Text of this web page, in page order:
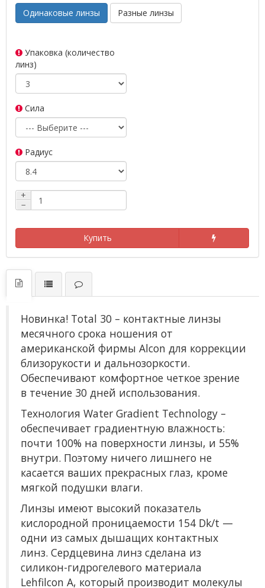
Одинаковые линзы Разные линзы
Упаковка (количество
линз)
Сила
Радиус
+
−
Купить
Новинка! Total 30 – контактные линзы
месячного срока ношения от
американской фирмы Alcon для коррекции
близорукости и дальнозоркости.
Обеспечивают комфортное четкое зрение
в течение 30 дней использования.
Технология Water Gradient Technology –
обеспечивает градиентную влажность:
почти 100% на поверхности линзы, и 55%
внутри. Поэтому ничего лишнего не
касается ваших прекрасных глаз, кроме
мягкой подушки влаги.
Линзы имеют высокий показатель
кислородной проницаемости 154 Dk/t —
одни из самых дышащих контактных
линз. Сердцевина линз сделана из
силикон-гидрогелевого материала
Lehfilcon A, который производит молекулы